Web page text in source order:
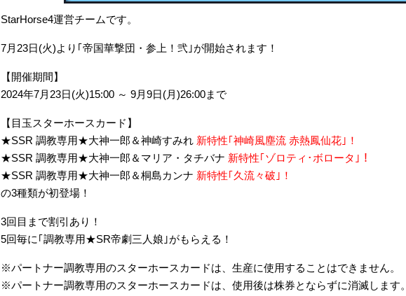
StarHorse4運営チームです。
7月23日(火)より｢帝国華撃団・参上！弐｣が開始されます！
【開催期間】
2024年7月23日(火)15:00 ～ 9月9日(月)26:00まで
【目玉スターホースカード】
★SSR 調教専用★大神一郎＆神崎すみれ 新特性｢神崎風塵流 赤熱鳳仙花｣！
★SSR 調教専用★大神一郎＆マリア・タチバナ 新特性｢ゾロティ･ボロータ｣！
★SSR 調教専用★大神一郎＆桐島カンナ 新特性｢久流々破｣！
の3種類が初登場！
3回目まで割引あり！
5回毎に｢調教専用★SR帝劇三人娘｣がもらえる！
※パートナー調教専用のスターホースカードは、生産に使用することはできません。
※パートナー調教専用のスターホースカードは、使用後は株券とならずに消滅します。